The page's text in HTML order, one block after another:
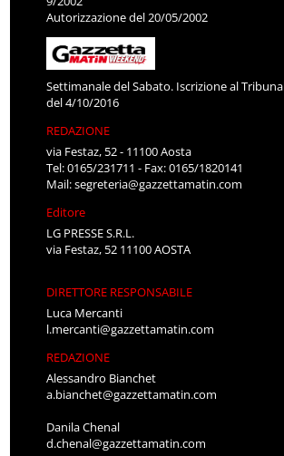
Autorizzazione del 20/05/2002
Settimanale del Sabato. Iscrizione al
del 4/10/2016
REDAZIONE
via Festaz, 52 - 11100 Aosta
Tel: 0165/231711 - Fax: 0165/1820141
Mail:segreteria@gazzettamatin.com
Editore
LG PRESSE S.R.L.
via Festaz, 52 11100 AOSTA
DIRETTORE RESPONSABILE
Luca Mercanti
l.mercanti@gazzettamatin.com
REDAZIONE
Alessandro Bianchet
a.bianchet@gazzettamatin.com
Danila Chenal
d.chenal@gazzettamatin.com